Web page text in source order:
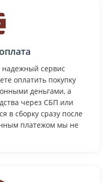
надежный сервис
оплатить покупку
деньгами, а
через СБП или
в сборку сразу после
платежом мы не